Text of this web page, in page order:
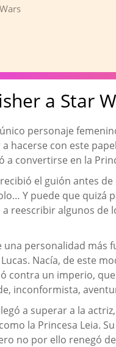
a Star
personaje
hacerse con este
a convertirse en la
el guión antes
Y puede que quizá
reescribir algunos
una personalidad
Nacía, de este
contra un imperio,
inconformista,
a superar a la
la Princesa Leia.
no por ello renegó